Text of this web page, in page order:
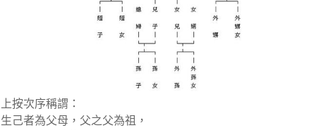
上按次序稱謂：
生己者為父母，父之父為祖，